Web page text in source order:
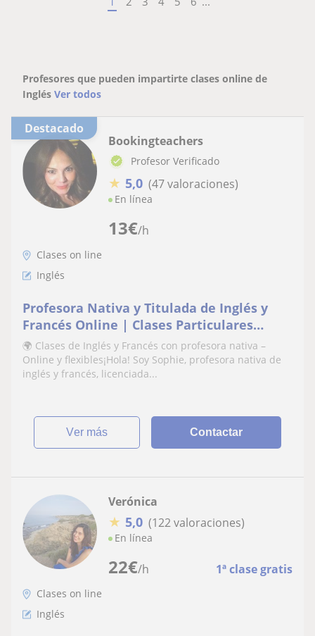
Profesores que pueden impartirte clases online de
Inglés Ver todos
Destacado
13€/h
Bookingteachers
Profesor Verificado
★ 5,0 (47 valoraciones)
En línea
Clases on line
Inglés
Profesora Nativa y Titulada de Inglés y
Francés Online | Clases Particulares
Individuales – +15 Años de Experiencia
🌍 Clases de Inglés y Francés con profesora nativa –
Online y flexibles¡Hola! Soy Sophie, profesora nativa de
inglés y francés, licenciada...
ver más Contactar
22€/h 1ª clase gratis
Verónica
★ 5,0 (122 valoraciones)
En línea
Clases on line
Inglés